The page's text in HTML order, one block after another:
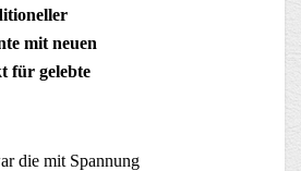
mit neuen
für gelebte
die mit Spannung